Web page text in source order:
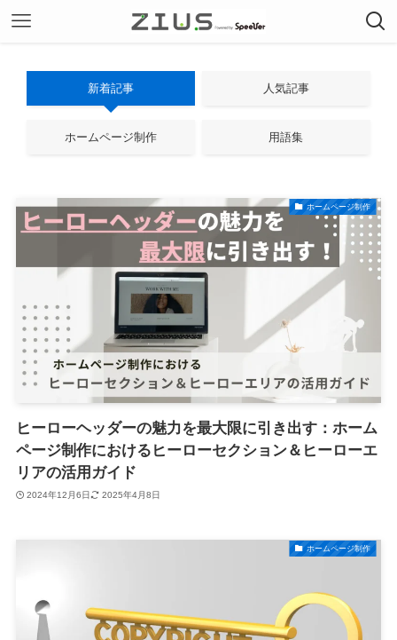
新着記事 人気記事
ホームページ制作 用語集
ホームページ制作
ヒーローヘッダーの魅力を最大限に引き出す：ホーム
ページ制作におけるヒーローセクション＆ヒーローエ
リアの活用ガイド
2024年12月6日 2025年4月8日
ホームページ制作